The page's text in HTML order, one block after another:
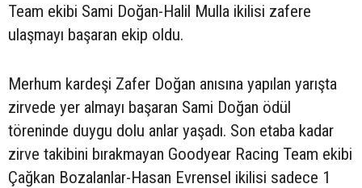
Team ekibi Sami Doğan-Halil Mulla ikilisi zafere
ulaşmayı başaran ekip oldu.
Merhum kardeşi Zafer Doğan anısına yapılan yarışta
zirvede yer almayı başaran Sami Doğan ödül
töreninde duygu dolu anlar yaşadı. Son etaba kadar
zirve takibini bırakmayan Goodyear Racing Team ekibi
Çağkan Bozalanlar-Hasan Evrensel ikilisi sadece 1